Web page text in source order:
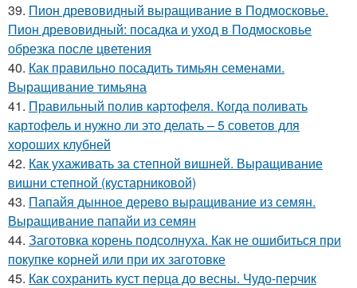
39. Пион древовидный выращивание в Подмосковье.
Пион древовидный: посадка и уход в Подмосковье
обрезка после цветения
40. Как правильно посадить тимьян семенами.
Выращивание тимьяна
41. Правильный полив картофеля. Когда поливать
картофель и нужно ли это делать – 5 советов для
хороших клубней
42. Как ухаживать за степной вишней. Выращивание
вишни степной (кустарниковой)
43. Папайя дынное дерево выращивание из семян.
Выращивание папайи из семян
44. Заготовка корень подсолнуха. Как не ошибиться при
покупке корней или при их заготовке
45. Как сохранить куст перца до весны. Чудо-перчик